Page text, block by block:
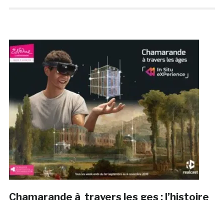
Chamarande à travers les ges : l’histoire